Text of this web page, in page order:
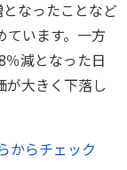
なったことなど
ています。一方
減となった日
が大きく下落し
からチェック